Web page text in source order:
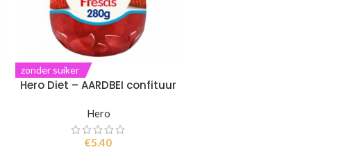
zonder suiker
Hero Diet – AARDBEI confituur
Hero
€5.40